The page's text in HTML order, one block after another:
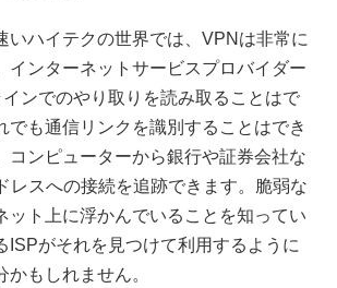
ハイテクの世界では、VPNは非常に
インターネットサービスプロバイダー
インでのやり取りを読み取ることはで
でも通信リンクを識別することはでき
コンピューターから銀行や証券会社な
レスへの接続を追跡できます。脆弱な
ット上に浮かんでいることを知ってい
ISPがそれを見つけて利用するように
もしれません。